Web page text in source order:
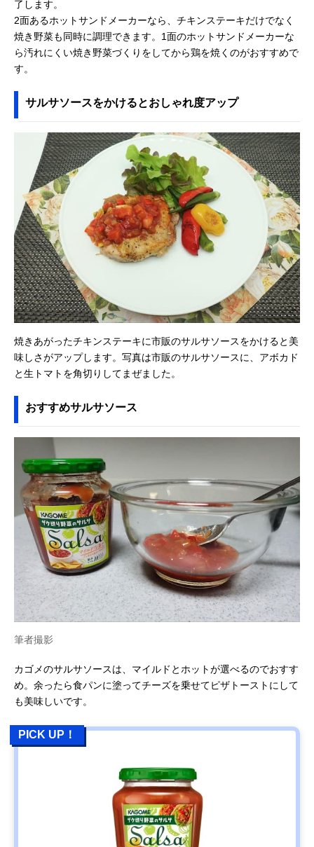
了します。
2面あるホットサンドメーカーなら、チキンステーキだけでなく
焼き野菜も同時に調理できます。1面のホットサンドメーカーな
ら汚れにくい焼き野菜づくりをしてから鶏を焼くのがおすすめで
す。
サルサソースをかけるとおしゃれ度アップ
焼きあがったチキンステーキに市販のサルサソースをかけると美
味しさがアップします。写真は市販のサルサソースに、アボカド
と生トマトを角切りしてまぜました。
おすすめサルサソース
筆者撮影
カゴメのサルサソースは、マイルドとホットが選べるのでおすす
め。余ったら食パンに塗ってチーズを乗せてピザトーストにして
も美味しいです。
PICK UP！